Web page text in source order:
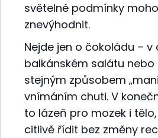
světelné podmínky
znevýhodnit.
Nejde jen o čokoládu – v
balkánském salátu nebo
stejným způsobem
vnímáním chuti. V
to lázeň pro mozek i
citlivě řídit bez změny